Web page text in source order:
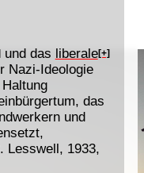
und das liberale[+]
Nazi-Ideologie
das
und
Lesswell, 1933,